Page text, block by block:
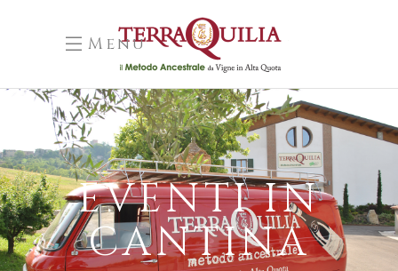
Menu
EVENTI IN
CANTINA